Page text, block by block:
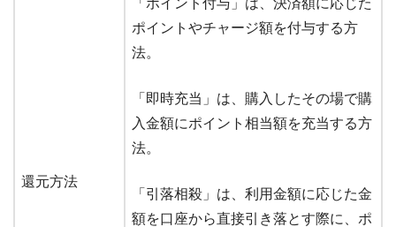
還元方法
ポイントやチャージ額を付与する方
法。
「即時充当」は、購入したその場で購
入金額にポイント相当額を充当する方
法。
「引落相殺」は、利用金額に応じた金
額を口座から直接引き落とす際に、ポ